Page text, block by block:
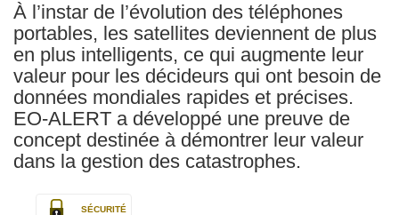
À l’instar de l’évolution des téléphones
portables, les satellites deviennent de plus
en plus intelligents, ce qui augmente leur
valeur pour les décideurs qui ont besoin de
données mondiales rapides et précises.
EO-ALERT a développé une preuve de
concept destinée à démontrer leur valeur
dans la gestion des catastrophes.
SÉCURITÉ